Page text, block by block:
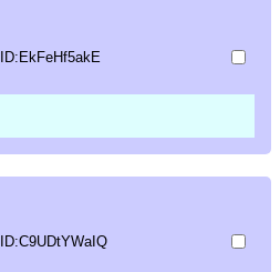
ID:EkFeHf5akE
ID:C9UDtYWaIQ